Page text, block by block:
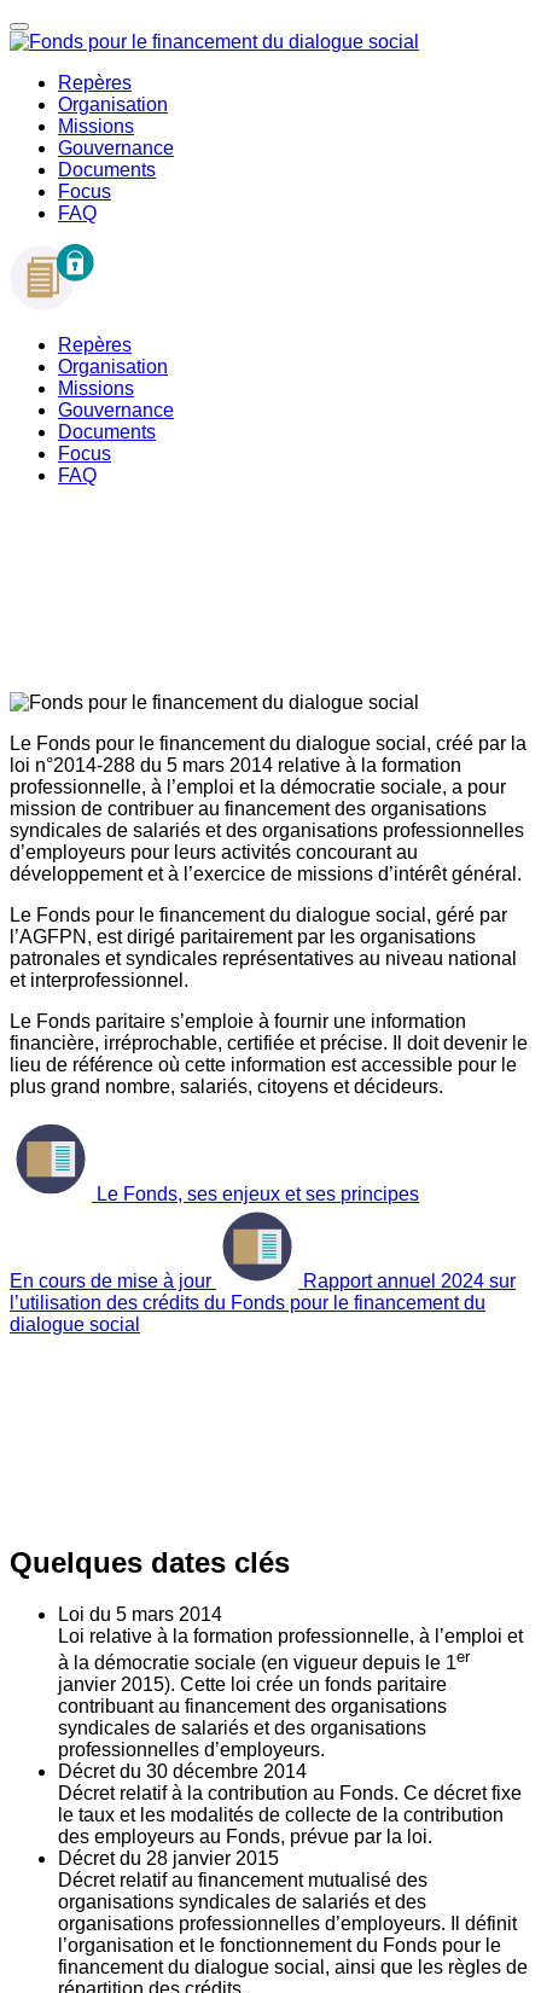
Repères
Organisation
Missions
Gouvernance
Documents
Focus
FAQ
Repères
Organisation
Missions
Gouvernance
Documents
Focus
FAQ
Le Fonds pour le financement du dialogue social, créé par la
loi n°2014-288 du 5 mars 2014 relative à la formation
professionnelle, à l’emploi et la démocratie sociale, a pour
mission de contribuer au financement des organisations
syndicales de salariés et des organisations professionnelles
d’employeurs pour leurs activités concourant au
développement et à l’exercice de missions d’intérêt général.
Le Fonds pour le financement du dialogue social, géré par
l’AGFPN, est dirigé paritairement par les organisations
patronales et syndicales représentatives au niveau national
et interprofessionnel.
Le Fonds paritaire s’emploie à fournir une information
financière, irréprochable, certifiée et précise. Il doit devenir le
lieu de référence où cette information est accessible pour le
plus grand nombre, salariés, citoyens et décideurs.
Le Fonds, ses enjeux et ses principes
En cours de mise à jour
Rapport annuel 2024 sur
l’utilisation des crédits du Fonds pour le financement du
dialogue social
Quelques dates clés
Loi du 5 mars 2014
Loi relative à la formation professionnelle, à l’emploi et
à la démocratie sociale (en vigueur depuis le 1er
janvier 2015). Cette loi crée un fonds paritaire
contribuant au financement des organisations
syndicales de salariés et des organisations
professionnelles d’employeurs.
Décret du 30 décembre 2014
Décret relatif à la contribution au Fonds. Ce décret fixe
le taux et les modalités de collecte de la contribution
des employeurs au Fonds, prévue par la loi.
Décret du 28 janvier 2015
Décret relatif au financement mutualisé des
organisations syndicales de salariés et des
organisations professionnelles d’employeurs. Il définit
l’organisation et le fonctionnement du Fonds pour le
financement du dialogue social, ainsi que les règles de